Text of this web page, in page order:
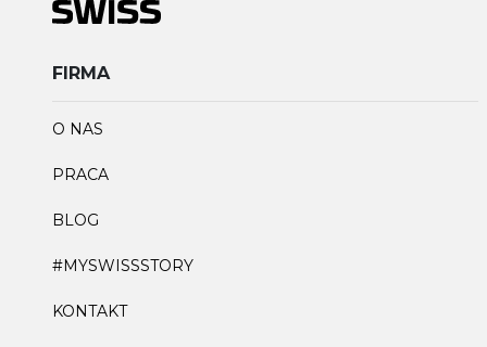
FIRMA
O NAS
PRACA
BLOG
#MYSWISSSTORY
KONTAKT